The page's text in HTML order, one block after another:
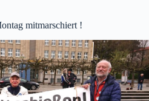
mitmarschiert !